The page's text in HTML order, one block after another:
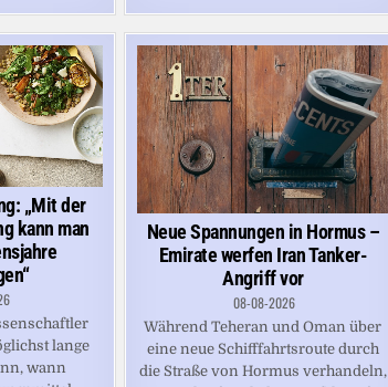
„Mit der
kann man
lange
wann
Neue Spannungen in Hormus –
Emirate werfen Iran Tanker-
Angriff vor
08-08-2026
Während Teheran und Oman über
eine neue Schifffahrtsroute durch
die Straße von Hormus verhandeln,